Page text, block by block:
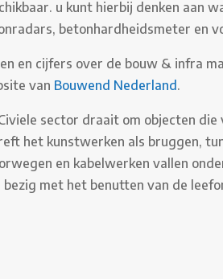
u kunt hierbij denken aan
betonhardheidsmeter en
en cijfers over de bouw & infra
van Bouwend Nederland.
sector draait om objecten
het kunstwerken als bruggen,
en kabelwerken vallen
bezig met het benutten van de